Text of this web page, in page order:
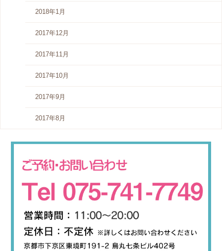
2018年1月
2017年12月
2017年11月
2017年10月
2017年9月
2017年8月